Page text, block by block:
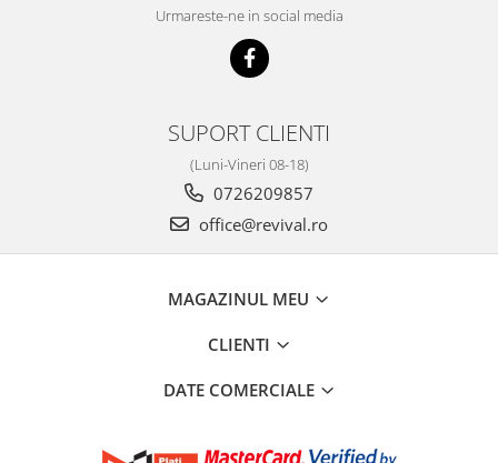
Urmareste-ne in social media
SUPORT CLIENTI
(Luni-Vineri 08-18)
0726209857
office@revival.ro
MAGAZINUL MEU
CLIENTI
DATE COMERCIALE